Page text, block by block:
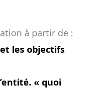
à partir de :
les objectifs
« quoi